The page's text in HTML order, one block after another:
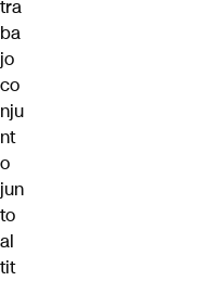
tra
ba
jo
co
nju
nt
o
jun
to
al
tit